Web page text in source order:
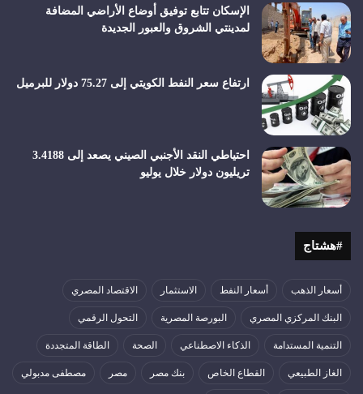
الإسكان تتابع توفيق أوضاع الأراضي المضافة
لمدينتي الشروق والعبور الجديدة
ارتفاع سعر النفط الكويتي إلى 75.27 دولار للبرميل
احتياطي النقد الأجنبي الصيني يصعد إلى 3.4188
تريليون دولار خلال يوليو
#هشتاج
أسعار الذهب أسعار النفط الاستثمار الاقتصاد المصري
البنك المركزي المصري البورصة المصرية التحول الرقمي
التنمية المستدامة الذكاء الاصطناعي الصحة الطاقة المتجددة
الغاز الطبيعي القطاع الخاص بنك مصر مصر مصطفى مدبولي